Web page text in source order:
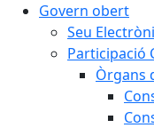
Govern obert
Seu
Participació
Òrgans